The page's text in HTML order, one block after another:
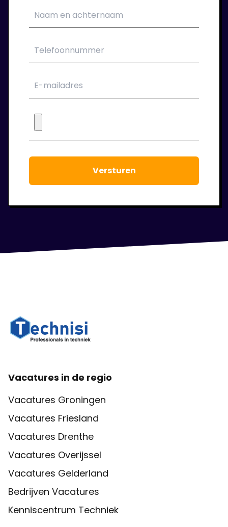
kan je aan de slag bij je nieuwe
passend contract.
6. Wij blijven klaar staan!
Tijdens de periode dat je bij ons in dienst bent
houden we regelmatig contact. We staan
Vacatures in de regio
Vacatures Groningen
Vacatures Friesland
Vacatures Drenthe
Vacatures Overijssel
Vacatures Gelderland
Bedrijven Vacatures
Kenniscentrum Techniek